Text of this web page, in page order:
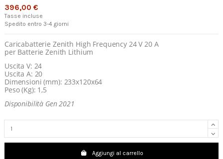
396,00 €
Tasse incluse
Spedito entro 3-4 giorni
Caricabatterie Zenith High Frequency 24 V 20 A
per Batterie Zenith Lithium
Uscita V: 24
Uscita A: 20
Dimensioni (mm): 233x120x64
Peso (Kg): 1,5
Disponibilità Gen 2021
Aggiungi al carrello